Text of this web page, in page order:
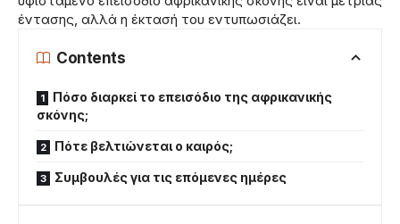
έντασης, αλλά η έκτασή του εντυπωσιάζει.
Contents
Πόσο διαρκεί το επεισόδιο της αφρικανικής
σκόνης;
Πότε βελτιώνεται ο καιρός;
Συμβουλές για τις επόμενες ημέρες